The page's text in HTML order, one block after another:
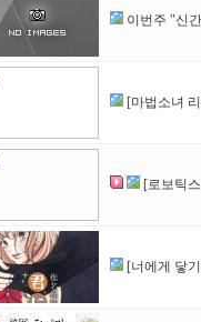
이번주 "신
[마법소녀
[로보틱
[너에게 닿